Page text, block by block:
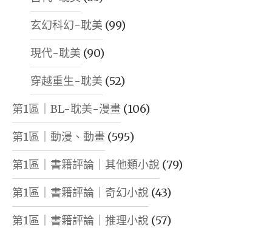
玄幻科幻-耽美 (99)
現代-耽美 (90)
穿越重生-耽美 (52)
第1區｜BL-耽美-漫畫 (106)
第1區｜動漫、動畫 (595)
第1區｜書籍評論｜其他類小說 (79)
第1區｜書籍評論｜奇幻小說 (43)
第1區｜書籍評論｜推理小說 (57)